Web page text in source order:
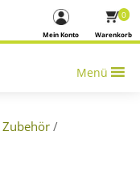
Warenkorb
0
Mein Konto
Menü
Zubehör/